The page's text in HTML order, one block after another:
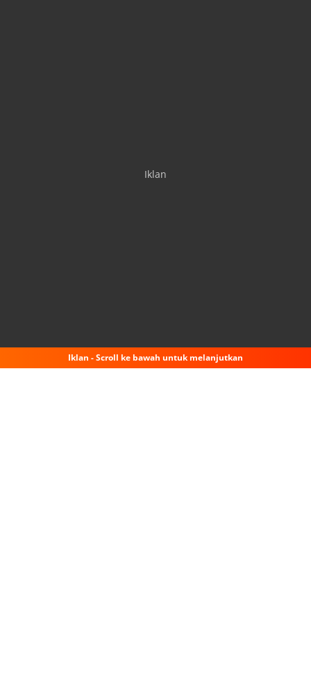
Iklan
Iklan - Scroll ke bawah untuk melanjutkan